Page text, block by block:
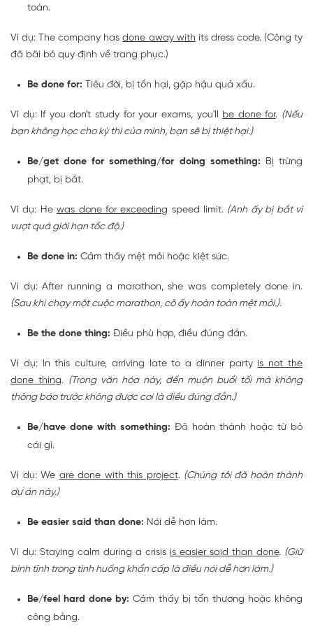
toàn.
Ví dụ: The company hasdone away with its dress code. (Công ty
đã bãi bỏ quy định về trang phục.)
Be done for: Tiêu đời, bị tổn hại, gặp hậu quả xấu.
Ví dụ: If you don't study for your exams, you'll be done for. (Nếu
bạn không học cho kỳ thi của mình, bạn sẽ bị thiệt hại.)
Be/get done for something/for doing something:
Bị trừng
phạt, bị bắt.
Ví dụ: Hewas done forexceeding speed limit. (Anh ấy bị bắt vì
vượt quá giới hạn tốc độ.)
Be done in: Cảm thấy mệt mỏi hoặc kiệt sức.
Ví dụ: After running a marathon, she was completelydone in.
(Sau khi chạy một cuộc marathon, cô ấy hoàn toàn mệt mỏi.).
Be the done thing: Điều phù hợp, điều đúng đắn.
Ví dụ: In this culture, arriving late to a dinner partyis notthe
done thing. (Trong văn hóa này, đến muộn buổi tối mà không
thông báo trước không được coi là điều đúng đắn.)
Be/have done with something: Đã hoàn thành hoặc từ bỏ
cái gì.
Ví dụ: We are done with this project. (Chúng tôi đã hoàn thành
dự án này.)
Be easier said than done: Nói dễ hơn làm.
Ví dụ: Staying calm during a crisis is easier said than done. (Giữ
bình tĩnh trong tình huống khẩn cấp là điều nói dễ hơn làm.)
Be/feel hard done by:Cảm thấy bị tổn thương hoặc không
công bằng.